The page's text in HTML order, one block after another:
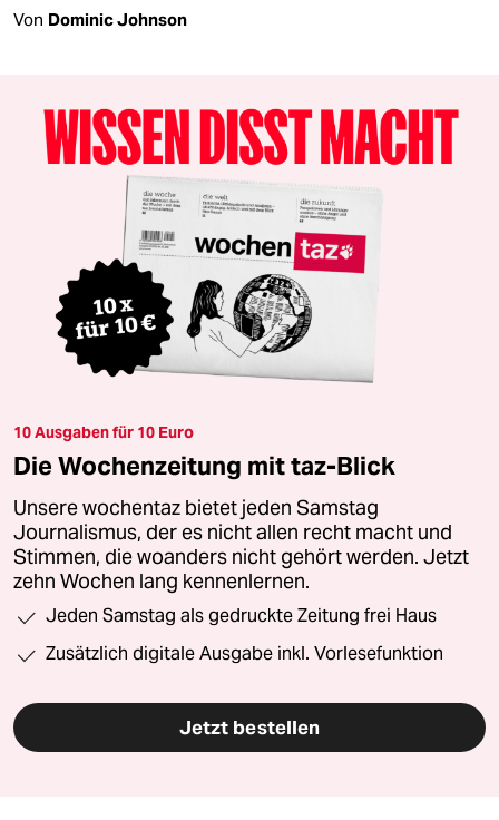
Von Dominic Johnson
10 Ausgaben für 10 Euro
Die Wochenzeitung mit taz-Blick
Unsere wochentaz bietet jeden Samstag
Journalismus, der es nicht allen recht macht und
Stimmen, die woanders nicht gehört werden. Jetzt
zehn Wochen lang kennenlernen.
Jeden Samstag als gedruckte Zeitung frei Haus
Zusätzlich digitale Ausgabe inkl. Vorlesefunktion
Jetzt bestellen